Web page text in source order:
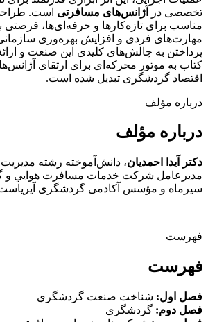
تخصصی در
آژانس‌های مسافرتی است.
مناسب برای تازه‌کارها و حرفه‌ای‌ها، فرصتی
مهارت‌های فردی و افزایش بهره‌وری
پرداختن به چالش‌های کلیدی این صنعت و
کتاب به موتور محرکه‌ای برای ارتقای
اقتصاد گردشگری تبدیل شده است.
درباره مؤلف
درباره مؤلف
دكتر آيدا احمديان، دانش‌آموخته رشته
مديرعامل شركت خدمات مسافرت هوايي و
سيرماه و مؤسس آكادمی گردشگری
فهرست
فهرست
فصل اول: شناخت صنعت گردشگري
فصل دوم: گردشگری